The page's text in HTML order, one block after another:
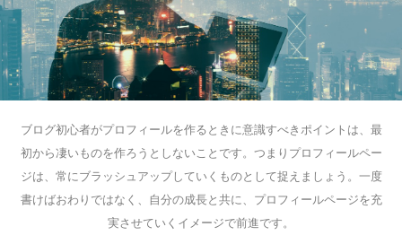
ブログ初心者がプロフィールを作るときに意識すべきポイントは、最
初から凄いものを作ろうとしないことです。つまりプロフィールペー
ジは、常にブラッシュアップしていくものとして捉えましょう。一度
書けばおわりではなく、自分の成長と共に、プロフィールページを充
実させていくイメージで前進です。